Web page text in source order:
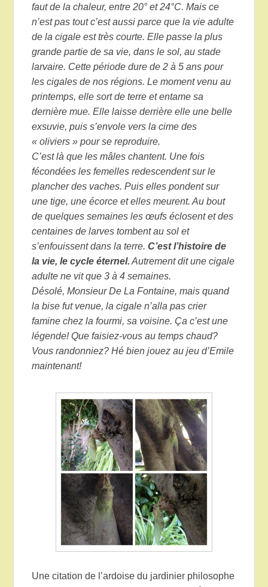
faut de la chaleur, entre 20° et 24°C. Mais ce
n’est pas tout c’est aussi parce que la vie adulte
de la cigale est très courte. Elle passe la plus
grande partie de sa vie, dans le sol, au stade
larvaire. Cette période dure de 2 à 5 ans pour
les cigales de nos régions. Le moment venu au
printemps, elle sort de terre et entame sa
dernière mue. Elle laisse derrière elle une belle
exsuvie, puis s’envole vers la cime des
« oliviers » pour se reproduire.
C’est là que les mâles chantent. Une fois
fécondées les femelles redescendent sur le
plancher des vaches. Puis elles pondent sur
une tige, une écorce et elles meurent. Au bout
de quelques semaines les œufs éclosent et des
centaines de larves tombent au sol et
s’enfouissent dans la terre.C’est l’histoire de
la vie, le cycle éternel. Autrement dit une cigale
adulte ne vit que 3 à 4 semaines.
Désolé, Monsieur De La Fontaine, mais quand
la bise fut venue, la cigale n’alla pas crier
famine chez la fourmi, sa voisine. Ça c’est une
légende! Que faisiez-vous au temps chaud?
Vous randonniez? Hé bien jouez au jeu d’Emile
maintenant!
Une citation de l’ardoise du jardinier philosophe